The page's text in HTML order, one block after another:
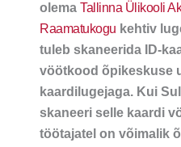
olemaTallinna Ülikooli
Raamatukogu kehtiv
tuleb skaneerida ID-
vöötkood õpikeskuse
kaardilugejaga. Kui
skaneeri selle kaardi
töötajatel on võimalik